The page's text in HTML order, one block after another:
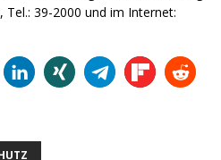
39-2000 und im Internet: